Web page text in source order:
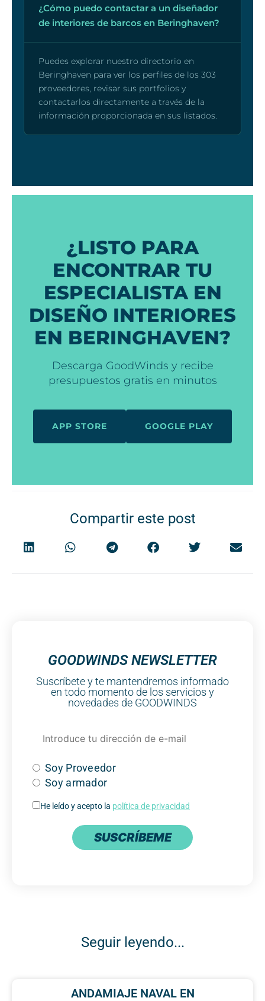
¿Cómo puedo contactar a un diseñador
de interiores de barcos en Beringhaven?
Puedes explorar nuestro directorio en
Beringhaven para ver los perfiles de los 303
proveedores, revisar sus portfolios y
contactarlos directamente a través de la
información proporcionada en sus listados.
¿LISTO PARA
ENCONTRAR TU
ESPECIALISTA EN
DISEÑO INTERIORES
EN BERINGHAVEN?
Descarga GoodWinds y recibe
presupuestos gratis en minutos
APP STORE GOOGLE PLAY
Compartir este post
GOODWINDS NEWSLETTER
Suscríbete y te mantendremos informado
en todo momento de los servicios y
novedades de GOODWINDS
Soy Proveedor
Soy armador
He leído y acepto la política de privacidad
SUSCRÍBEME
Seguir leyendo...
ANDAMIAJE NAVAL EN